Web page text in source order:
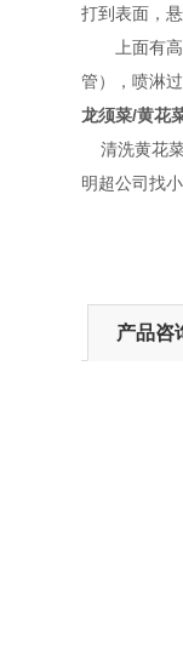
打到表面，
上面有
管），喷淋
龙须菜/黄花
清洗黄花菜
明超公司找
产品咨